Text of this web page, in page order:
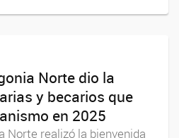
Norte dio la
y becarios que
en 2025
Norte realizó la bienvenida